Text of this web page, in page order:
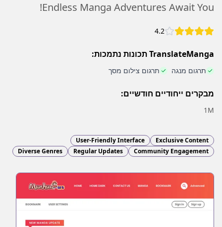
Endless Manga Adventures Await You!
4.2
TranslateManga תכונות נתמכות:
תרגום מנגה תרגום צילום מסך
מבקרים ייחודיים חודשיים:
1M
Exclusive Content
User-Friendly Interface
Community Engagement
Regular Updates
Diverse Genres